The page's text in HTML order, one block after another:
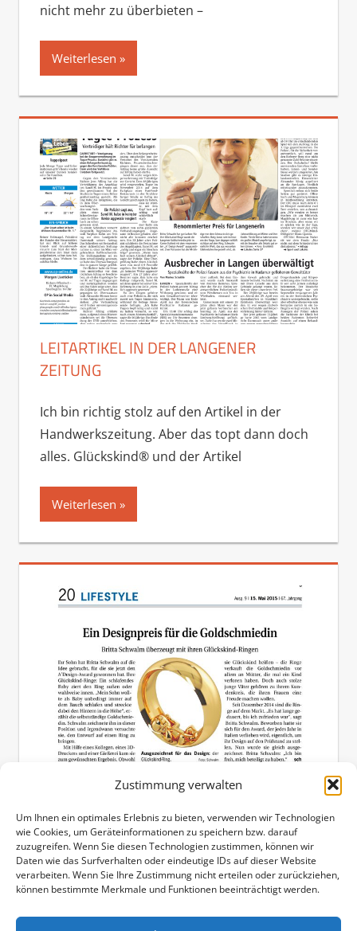
Zustimmung verwalten
Um Ihnen ein optimales Erlebnis zu bieten, verwenden wir Technologien
wie Cookies, um Geräteinformationen zu speichern bzw. darauf
zuzugreifen. Wenn Sie diesen Technologien zustimmen, können wir
Daten wie das Surfverhalten oder eindeutige IDs auf dieser Website
verarbeiten. Wenn Sie Ihre Zustimmung nicht erteilen oder zurückziehen,
können bestimmte Merkmale und Funktionen beeinträchtigt werden.
nicht mehr zu überbieten –
Weiterlesen
LEITARTIKEL IN DER LANGENER
ZEITUNG
Ich bin richtig stolz auf den Artikel in der
Handwerkszeitung. Aber das topt dann doch
alles. Glückskind® und der Artikel
Weiterlesen
MEDIENECHO
Nach der Verleihung des A`Design Awardes
habe ich das erste mal so richtig Pressearbeit
gemacht. Auf das Medienecho war ich